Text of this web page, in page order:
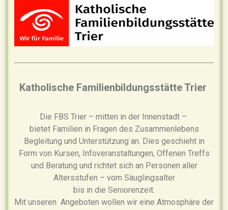
Katholische Familienbildungsstätte Trier
Die FBS Trier – mitten in der Innenstadt –
bietet Familien in Fragen des Zusammenlebens
Begleitung und Unterstützung an. Dies geschieht in
Form von Kursen, Infoveranstaltungen, Offenen Treffs
und Beratung und richtet sich an Personen aller
Altersstufen – vom Säuglingsalter
bis in die Seniorenzeit.
Mit unseren Angeboten wollen wir eine Atmosphäre der